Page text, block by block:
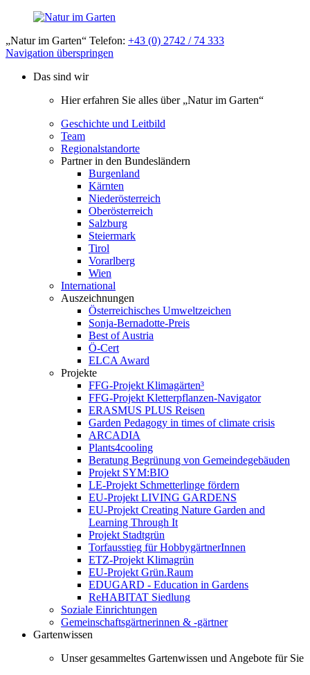
„Natur im Garten“ Telefon: +43 (0) 2742 / 74 333
Navigation überspringen
Das sind wir
Hier erfahren Sie alles über „Natur im Garten“
Geschichte und Leitbild
Team
Regionalstandorte
Partner in den Bundesländern
Burgenland
Kärnten
Niederösterreich
Oberösterreich
Salzburg
Steiermark
Tirol
Vorarlberg
Wien
International
Auszeichnungen
Österreichisches Umweltzeichen
Sonja-Bernadotte-Preis
Best of Austria
Ö-Cert
ELCA Award
Projekte
FFG-Projekt Klimagärten³
FFG-Projekt Kletterpflanzen-Navigator
ERASMUS PLUS Reisen
Garden Pedagogy in times of climate crisis
ARCADIA
Plants4cooling
Beratung Begrünung von Gemeindegebäuden
Projekt SYM:BIO
LE-Projekt Schmetterlinge fördern
EU-Projekt LIVING GARDENS
EU-Projekt Creating Nature Garden and
Learning Through It
Projekt Stadtgrün
Torfausstieg für HobbygärtnerInnen
ETZ-Projekt Klimagrün
EU-Projekt Grün.Raum
EDUGARD - Education in Gardens
ReHABITAT Siedlung
Soziale Einrichtungen
Gemeinschaftsgärtnerinnen & -gärtner
Gartenwissen
Unser gesammeltes Gartenwissen und Angebote für Sie